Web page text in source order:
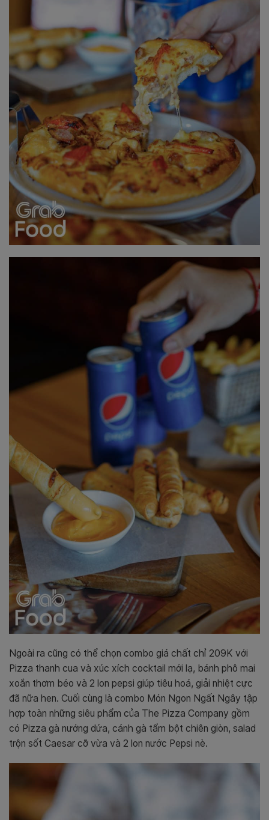
Ngoài ra cũng có thể chọn combo giá chất chỉ 209K với
Pizza thanh cua và xúc xích cocktail mới lạ, bánh phô mai
xoắn thơm béo và 2 lon pepsi giúp tiêu hoá, giải nhiệt cực
đã nữa hen. Cuối cùng là combo Món Ngon Ngất Ngây tập
hợp toàn những siêu phẩm của The Pizza Company gồm
có Pizza gà nướng dứa, cánh gà tẩm bột chiên giòn, salad
trộn sốt Caesar cỡ vừa và 2 lon nước Pepsi nè.